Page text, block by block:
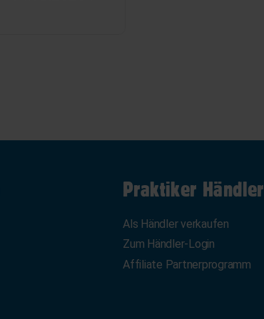
Praktiker Händler
Als Händler verkaufen
Zum Händler-Login
Affiliate Partnerprogramm